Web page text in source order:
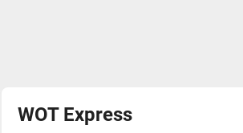
WOT Express